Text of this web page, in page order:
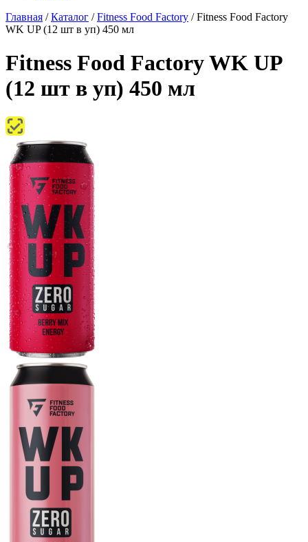
Главная /Каталог /Fitness Food Factory /Fitness Food Factory
WK UP (12 шт в уп) 450 мл
Fitness Food Factory WK UP
(12 шт в уп) 450 мл